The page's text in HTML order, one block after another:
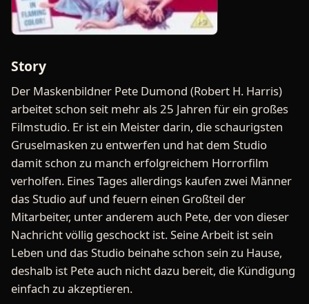
Story
Der Maskenbildner Pete Dumond (Robert H. Harris)
arbeitet schon seit mehr als 25 Jahren für ein großes
Filmstudio. Er ist ein Meister darin, die schaurigsten
Gruselmasken zu entwerfen und hat dem Studio
damit schon zu manch erfolgreichem Horrorfilm
verholfen. Eines Tages allerdings kaufen zwei Männer
das Studio auf und feuern einen Großteil der
Mitarbeiter, unter anderem auch Pete, der von dieser
Nachricht völlig geschockt ist. Seine Arbeit ist sein
Leben und das Studio beinahe schon sein zu Hause,
deshalb ist Pete auch nicht dazu bereit, die Kündigung
einfach zu akzeptieren.